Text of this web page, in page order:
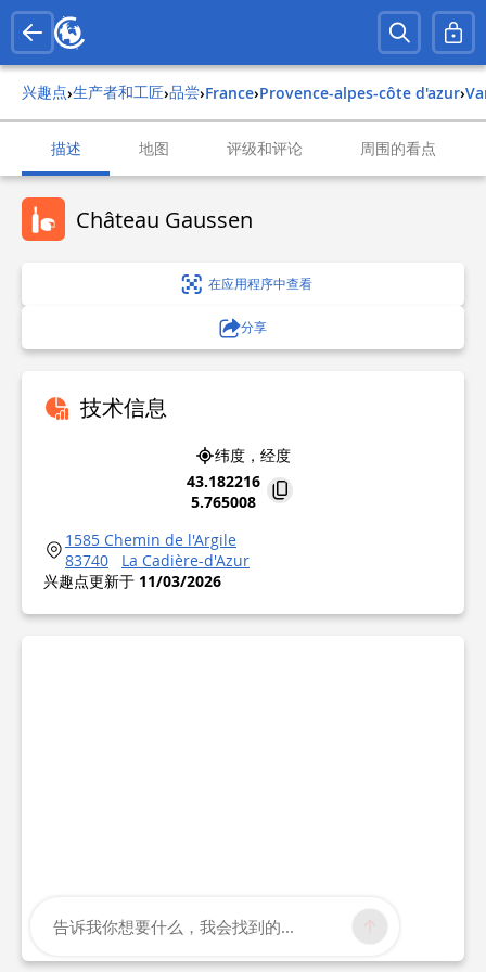
兴趣点› 生产者和工匠› 品尝› france› provence-alpes-côte d'azur›
描述 地图 评级和评论 周围的看点
Château Gaussen
在应用程序中查看
分享
技术信息
纬度，经度
43.182216
5.765008
1585 Chemin de l'Argile
83740
La Cadière-d'Azur
兴趣点更新于 11/03/2026
告诉我你想要什么，我会找到的...